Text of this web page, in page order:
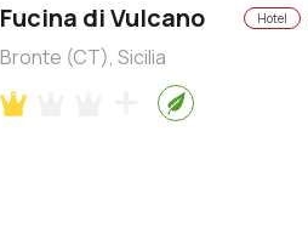
Fucina di Vulcano Hotel
Bronte (CT), Sicilia